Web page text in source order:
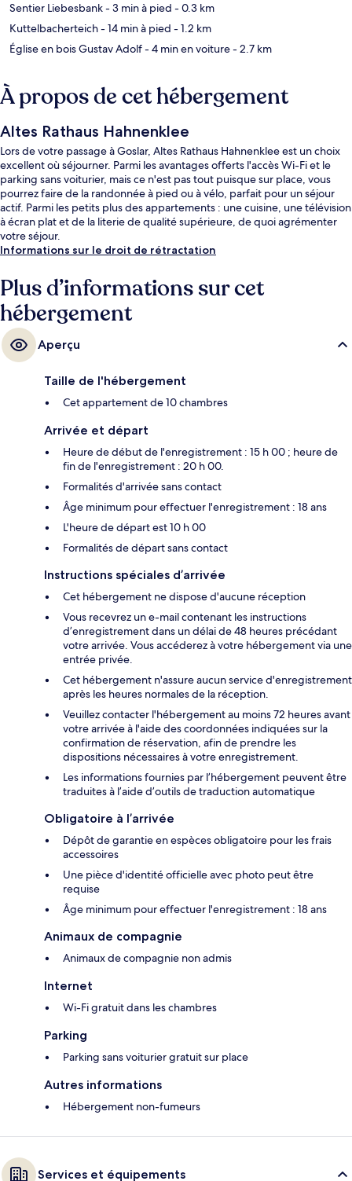
Sentier Liebesbank- 3 min à pied - 0.3 km
Kuttelbacherteich- 14 min à pied - 1.2 km
Église en bois Gustav Adolf- 4 min en voiture- 2.7 km
À propos de cet hébergement
Altes Rathaus Hahnenklee
Lors de votre passage à Goslar, Altes Rathaus Hahnenklee est un choix
excellent où séjourner. Parmi les avantages offerts l'accès Wi-Fi et le
parking sans voiturier, mais ce n'est pas tout puisque sur place, vous
pourrez faire de la randonnée à pied ou à vélo, parfait pour un séjour
actif. Parmi les petits plus des appartements : une cuisine, une télévision
à écran plat et de la literie de qualité supérieure, de quoi agrémenter
votre séjour.
Informations sur le droit de rétractation
Plus d’informations sur cet
hébergement
Aperçu
Taille de l'hébergement
Cet appartement de 10 chambres
Arrivée et départ
Heure de début de l'enregistrement : 15 h 00 ; heure de
fin de l'enregistrement : 20 h 00.
Formalités d'arrivée sans contact
Âge minimum pour effectuer l'enregistrement : 18 ans
L'heure de départ est 10 h 00
Formalités de départ sans contact
Instructions spéciales d’arrivée
Cet hébergement ne dispose d'aucune réception
Vous recevrez un e-mail contenant les instructions
d’enregistrement dans un délai de 48 heures précédant
votre arrivée. Vous accéderez à votre hébergement via une
entrée privée.
Cet hébergement n'assure aucun service d'enregistrement
après les heures normales de la réception.
Veuillez contacter l'hébergement au moins 72 heures avant
votre arrivée à l'aide des coordonnées indiquées sur la
confirmation de réservation, afin de prendre les
dispositions nécessaires à votre enregistrement.
Les informations fournies par l’hébergement peuvent être
traduites à l’aide d’outils de traduction automatique
Obligatoire à l’arrivée
Dépôt de garantie en espèces obligatoire pour les frais
accessoires
Une pièce d'identité officielle avec photo peut être
requise
Âge minimum pour effectuer l'enregistrement : 18 ans
Animaux de compagnie
Animaux de compagnie non admis
Internet
Wi-Fi gratuit dans les chambres
Parking
Parking sans voiturier gratuit sur place
Autres informations
Hébergement non-fumeurs
Services et équipements